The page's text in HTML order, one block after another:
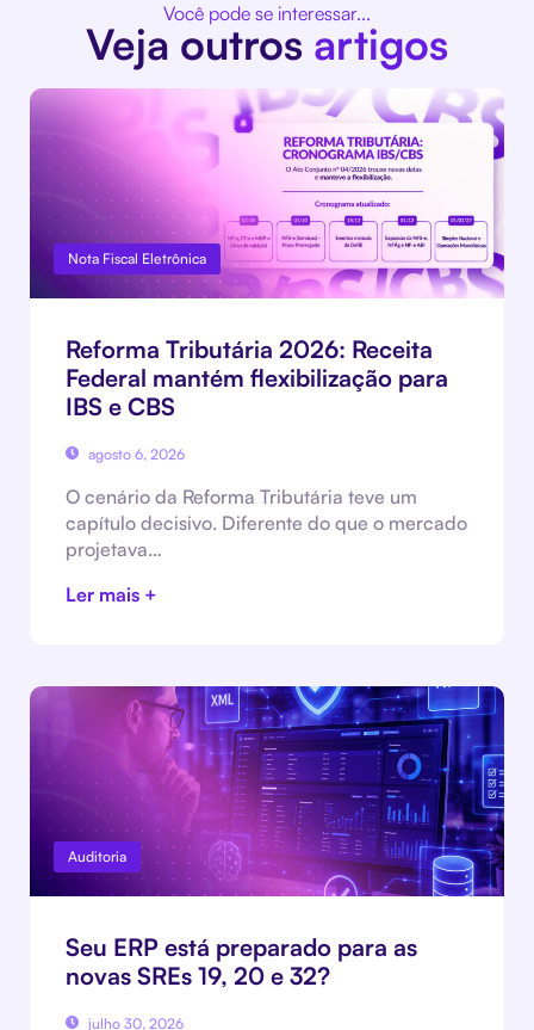
Você pode se interessar...
Veja outros artigos
Nota Fiscal Eletrônica
Reforma Tributária 2026: Receita
Federal mantém flexibilização para
IBS e CBS
agosto 6, 2026
O cenário da Reforma Tributária teve um
capítulo decisivo. Diferente do que o mercado
projetava…
Ler mais +
Auditoria
Seu ERP está preparado para as
novas SREs 19, 20 e 32?
julho 30, 2026